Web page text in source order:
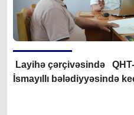
Layihə çərçivəsində
İsmayıllı bələdiyyəsində